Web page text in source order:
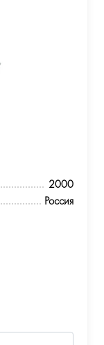
2000
Россия